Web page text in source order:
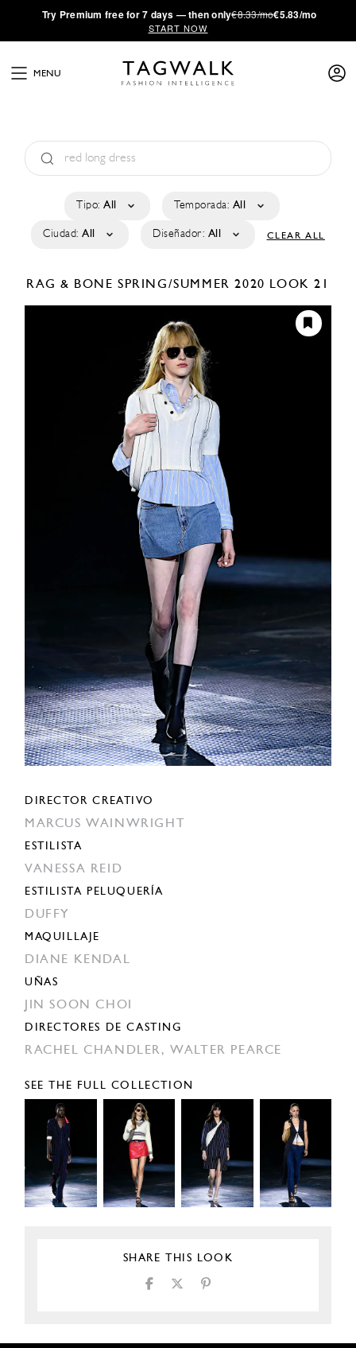
·Try Premium free for 7 days — then only€8.33/mo€5.83/mo
START NOW
MENU
Tipo: All Temporada: All
Ciudad: All Diseñador: All CLEAR ALL
RAG & BONE SPRING/SUMMER 2020 LOOK 21
DIRECTOR CREATIVO
MARCUS WAINWRIGHT
ESTILISTA
VANESSA REID
ESTILISTA PELUQUERÍA
DUFFY
MAQUILLAJE
DIANE KENDAL
UÑAS
JIN SOON CHOI
DIRECTORES DE CASTING
RACHEL CHANDLER,WALTER PEARCE
SEE THE FULL COLLECTION
SHARE THIS LOOK